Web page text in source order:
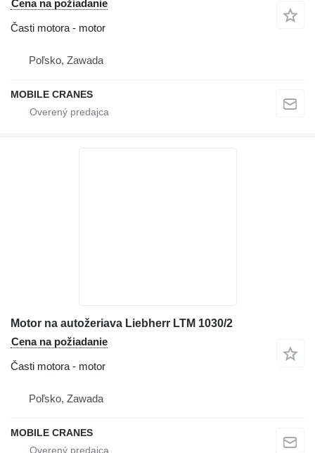
Cena na požiadanie
Časti motora - motor
Poľsko, Zawada
MOBILE CRANES
Motor na autožeriava Liebherr LTM 1030/2
Cena na požiadanie
Časti motora - motor
Poľsko, Zawada
MOBILE CRANES